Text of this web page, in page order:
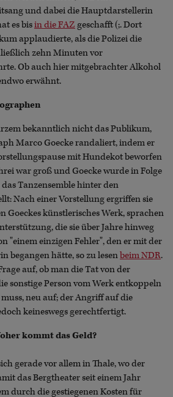
und dabei die Hauptdarstellerin
es bisin die FAZ geschafft (;. Dort
applaudierte, als die Polizei die
zehn Minuten vor
Ob auch hier mitgebrachter Alkohol
erwähnt.
bekanntlich nicht das Publikum,
Marco Goecke randaliert, indem er
mit Hundekot beworfen
war groß und Goecke wurde in Folge
Tanzensemble hinter den
Nach einer Vorstellung ergriffen sie
Goeckes künstlerisches Werk, sprachen
die sie über Jahre hinweg
"einem einzigen Fehler", den er mit der
begangen hätte, so zu lesenbeim NDR.
auf, ob man die Tat von der
sonstige Person vom Werk entkoppeln
neu auf; der Angriff auf die
keineswegs gerechtfertigt.
kommt das Geld?
gerade vor allem in Thale, wo der
das Bergtheater seit einem Jahr
durch die gestiegenen Kosten für